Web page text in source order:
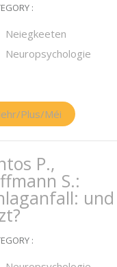
:
Neiegkeeten
Neuropsychologie
Plus/Méi
P.,
S.:
und
: